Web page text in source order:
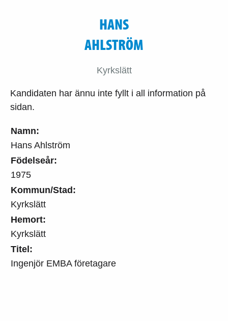
Namn:
Hans Ahlström
Födelseår:
1975
Kommun/Stad:
Kyrkslätt
Hemort:
Kyrkslätt
Titel:
Ingenjör EMBA företagare
HANS
AHLSTRÖM
Kyrkslätt
Kandidaten har ännu inte fyllt i all information på
sidan.